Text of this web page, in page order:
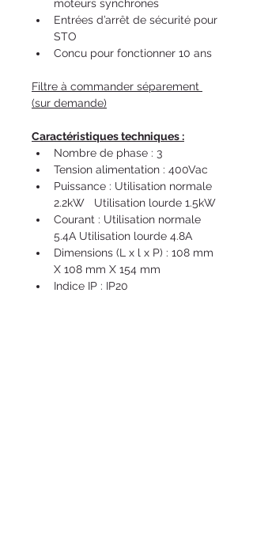
moteurs synchrones
Entrées d’arrêt de sécurité pour
STO
Concu pour fonctionner 10 ans
Filtre à commander séparement
(sur demande)
Caractéristiques techniques :
Nombre de phase : 3
Tension alimentation : 400Vac
Puissance : Utilisation normale
2.2kW   Utilisation lourde 1.5kW
Courant : Utilisation normale
5.4A Utilisation lourde 4.8A
Dimensions (L x l x P) : 108 mm
X 108 mm X 154 mm
Indice IP : IP20